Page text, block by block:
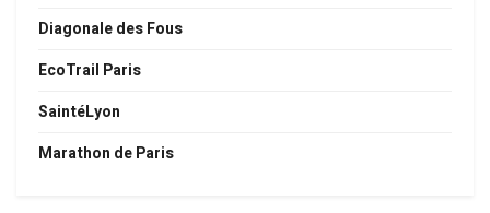
Diagonale des Fous
EcoTrail Paris
SaintéLyon
Marathon de Paris